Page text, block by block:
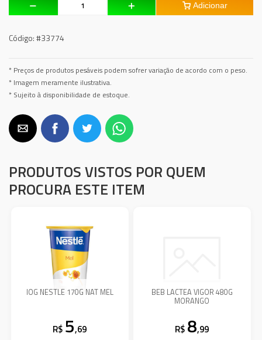
Adicionar
Código:#33774
* Preços de produtos pesáveis podem sofrer variação de acordo com o peso.
* Imagem meramente ilustrativa.
* Sujeito à disponibilidade de estoque.
PRODUTOS VISTOS POR QUEM
PROCURA ESTE ITEM
IOG NESTLE 170G NAT MEL
R$ 5,69
BEB LACTEA VIGOR 480G
MORANGO
R$ 8,99